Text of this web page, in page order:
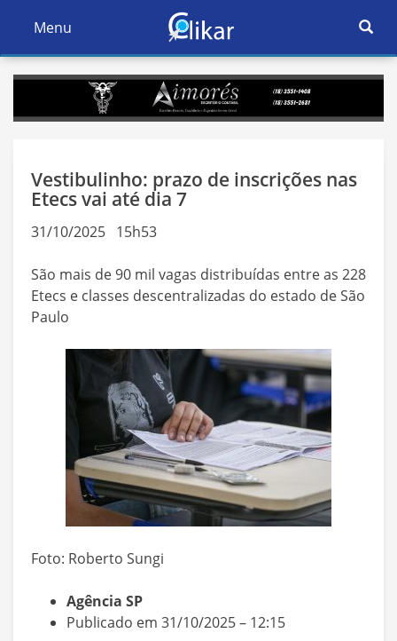
Ativar
Navegação
Menu
Ativar
Vestibulinho: prazo de inscrições nas
Etecs vai até dia 7
31/10/2025 15h53
São mais de 90 mil vagas distribuídas entre as 228
Etecs e classes descentralizadas do estado de São
Paulo
Foto: Roberto Sungi
Agência SP
Publicado em 31/10/2025 – 12:15